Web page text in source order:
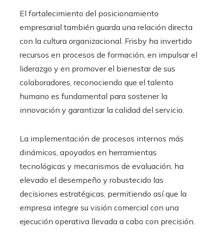
El fortalecimiento del posicionamiento
empresarial también guarda una relación directa
con la cultura organizacional. Frisby ha invertido
recursos en procesos de formación, en impulsar el
liderazgo y en promover el bienestar de sus
colaboradores, reconociendo que el talento
humano es fundamental para sostener la
innovación y garantizar la calidad del servicio.
La implementación de procesos internos más
dinámicos, apoyados en herramientas
tecnológicas y mecanismos de evaluación, ha
elevado el desempeño y robustecido las
decisiones estratégicas, permitiendo así que la
empresa integre su visión comercial con una
ejecución operativa llevada a cabo con precisión.